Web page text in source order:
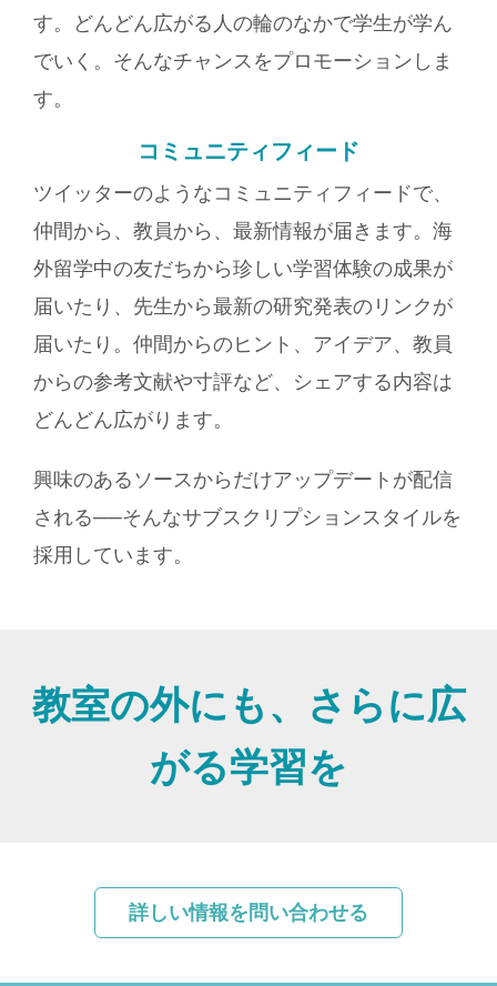
す。どんどん広がる人の輪のなかで学生が学ん
でいく。そんなチャンスをプロモーションしま
す。
コミュニティフィード
ツイッターのようなコミュニティフィードで、
仲間から、教員から、最新情報が届きます。海
外留学中の友だちから珍しい学習体験の成果が
届いたり、先生から最新の研究発表のリンクが
届いたり。仲間からのヒント、アイデア、教員
からの参考文献や寸評など、シェアする内容は
どんどん広がります。
興味のあるソースからだけアップデートが配信
される──そんなサブスクリプションスタイルを
採用しています。
教室の外にも、さらに広
がる学習を
詳しい情報を問い合わせる